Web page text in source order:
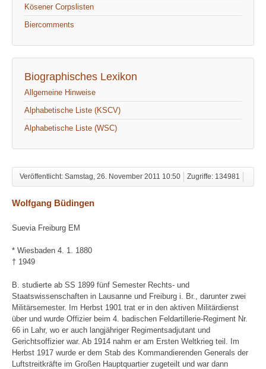
Kösener Corpslisten
Biercomments
Biographisches Lexikon
Allgemeine Hinweise
Alphabetische Liste (KSCV)
Alphabetische Liste (WSC)
Veröffentlicht: Samstag, 26. November 2011 10:50 Zugriffe: 134981
Wolfgang Büdingen
Suevia Freiburg EM
* Wiesbaden 4. 1. 1880
† 1949
B. studierte ab SS 1899 fünf Semester Rechts- und
Staatswissenschaften in Lausanne und Freiburg i. Br., darunter zwei
Militärsemester. Im Herbst 1901 trat er in den aktiven Militärdienst
über und wurde Offizier beim 4. badischen Feldartillerie-Regiment Nr.
66 in Lahr, wo er auch langjähriger Regimentsadjutant und
Gerichtsoffizier war. Ab 1914 nahm er am Ersten Weltkrieg teil. Im
Herbst 1917 wurde er dem Stab des Kommandierenden Generals der
Luftstreitkräfte im Großen Hauptquartier zugeteilt und war dann